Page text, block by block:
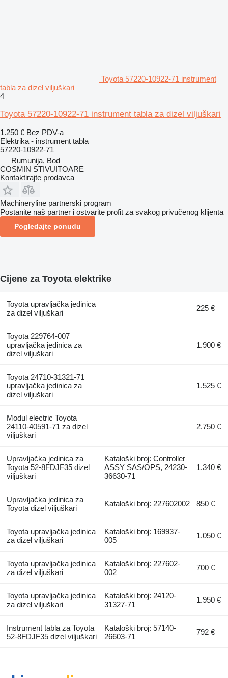
Toyota 57220-10922-71 instrument
tabla za dizel viljuškari
4
Toyota 57220-10922-71 instrument tabla za dizel viljuškari
1.250 € Bez PDV-a
Elektrika - instrument tabla
57220-10922-71
Rumunija, Bod
COSMIN STIVUITOARE
Kontaktirajte prodavca
Machineryline partnerski program
Postanite naš partner i ostvarite profit za svakog privučenog klijenta
Pogledajte ponudu
Cijene za Toyota elektrike
Toyota upravljačka jedinica
za dizel viljuškari
225 €
Toyota 229764-007
upravljačka jedinica za
dizel viljuškari
1.900 €
Toyota 24710-31321-71
upravljačka jedinica za
dizel viljuškari
1.525 €
Modul electric Toyota
24110-40591-71 za dizel
viljuškari
2.750 €
Upravljačka jedinica za
Toyota 52-8FDJF35 dizel
viljuškari
Kataloški broj: Controller
ASSY SAS/OPS, 24230-
36630-71
1.340 €
Upravljačka jedinica za
Toyota dizel viljuškari
Kataloški broj: 227602002 850 €
Toyota upravljačka jedinica
za dizel viljuškari
Kataloški broj: 169937-
005
1.050 €
Toyota upravljačka jedinica
za dizel viljuškari
Kataloški broj: 227602-
002
700 €
Toyota upravljačka jedinica
za dizel viljuškari
Kataloški broj: 24120-
31327-71
1.950 €
Instrument tabla za Toyota
52-8FDJF35 dizel viljuškari
Kataloški broj: 57140-
26603-71
792 €